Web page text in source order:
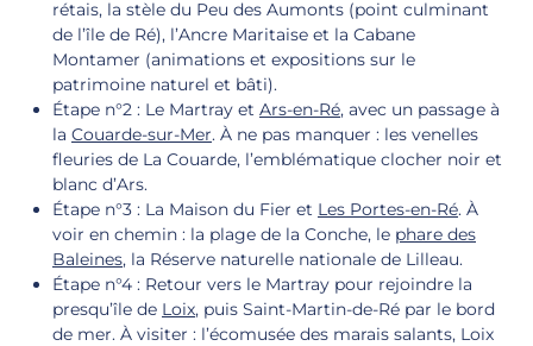
rétais, la stèle du Peu des Aumonts (point culminant
de l’île de Ré), l’Ancre Maritaise et la Cabane
Montamer (animations et expositions sur le
patrimoine naturel et bâti).
Étape n°2 : Le Martray et Ars-en-Ré, avec un passage à
la Couarde-sur-Mer. À ne pas manquer : les venelles
fleuries de La Couarde, l’emblématique clocher noir et
blanc d’Ars.
Étape n°3 : La Maison du Fier et Les Portes-en-Ré. À
voir en chemin : la plage de la Conche, le phare des
Baleines, la Réserve naturelle nationale de Lilleau.
Étape n°4 : Retour vers le Martray pour rejoindre la
presqu’île de Loix, puis Saint-Martin-de-Ré par le bord
de mer. À visiter : l’écomusée des marais salants, Loix